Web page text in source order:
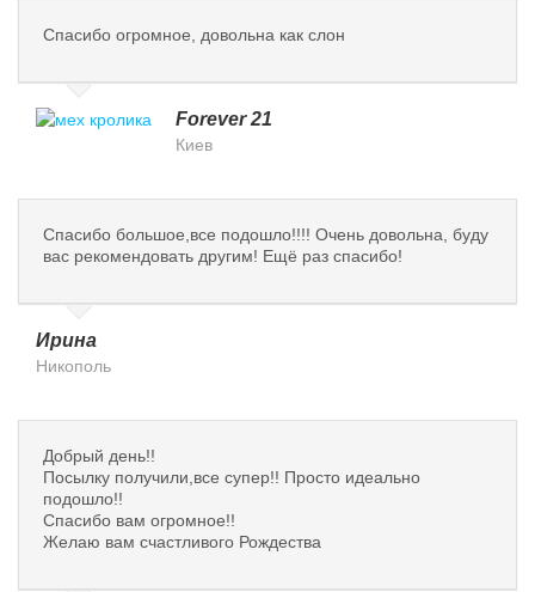
Спасибо огромное, довольна как слон
Forever 21
Киев
Спасибо большое,все подошло!!!! Очень довольна, буду
вас рекомендовать другим! Ещё раз спасибо!
Ирина
Никополь
Добрый день!!
Посылку получили,все супер!! Просто идеально
подошло!!
Спасибо вам огромное!!
Желаю вам счастливого Рождества